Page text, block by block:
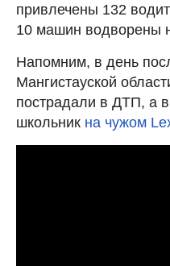
привлечены 132
10 машин водворены
Напомним, в день
Мангистауской
пострадали в ДТП, а
школьник на чужом